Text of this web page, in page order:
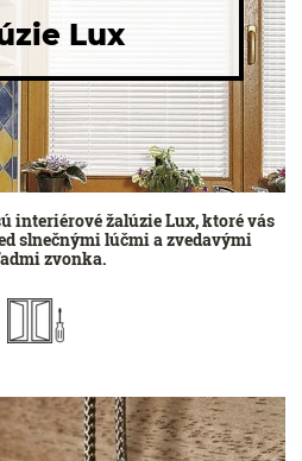
Lux
interiérové žalúzie Lux, ktoré vás
slnečnými lúčmi a zvedavými
zvonka.